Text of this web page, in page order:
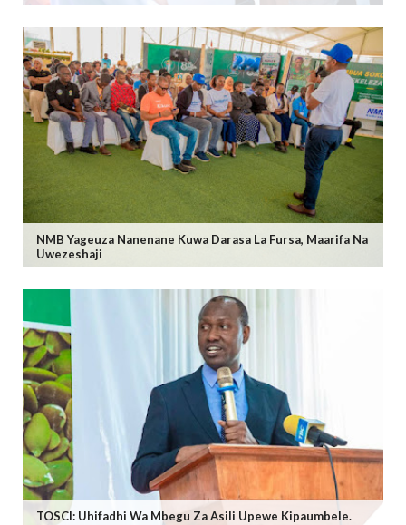
NMB Yageuza Nanenane Kuwa Darasa La Fursa, Maarifa Na
Uwezeshaji
TOSCI: Uhifadhi Wa Mbegu Za Asili Upewe Kipaumbele.